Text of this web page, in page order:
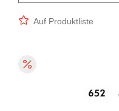
Auf Produktliste